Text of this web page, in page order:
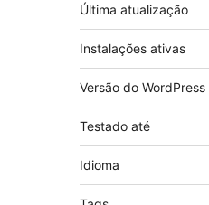
Última atualização
Instalações ativas
Versão do WordPress
Testado até
Idioma